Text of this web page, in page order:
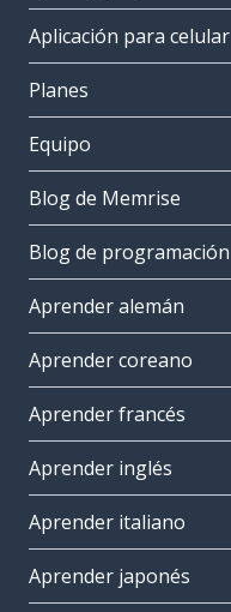
Aplicación para celular
Planes
Equipo
Blog de Memrise
Blog de programación
Aprender alemán
Aprender coreano
Aprender francés
Aprender inglés
Aprender italiano
Aprender japonés